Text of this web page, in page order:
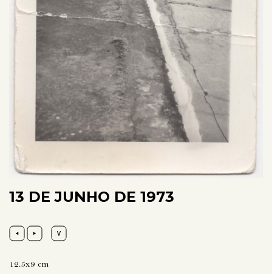
13 DE JUNHO DE 1973
12.5x9 cm